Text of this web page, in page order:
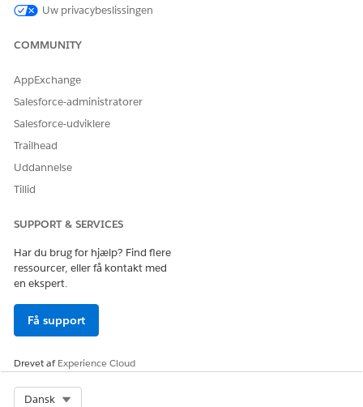
Uw privacybeslissingen
COMMUNITY
AppExchange
Salesforce-administratorer
Salesforce-udviklere
Trailhead
Uddannelse
Tillid
SUPPORT & SERVICES
Har du brug for hjælp? Find flere
ressourcer, eller få kontakt med
en ekspert.
Få support
Drevet afExperience Cloud
Dansk